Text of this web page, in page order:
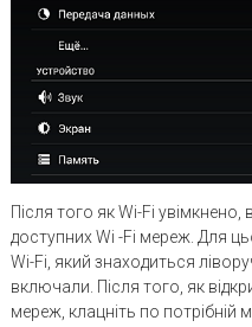
Після того як Wi-Fi
доступних Wi -Fi мереж. Для
Wi-Fi, який знаходиться
включали. Після того, як
мереж, клацніть по потрібній